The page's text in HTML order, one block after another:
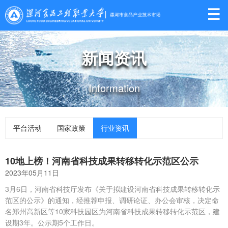

新闻资讯
Information
平台活动 国家政策 行业资讯
10地上榜！河南省科技成果转移转化示范区公示
2023年05月11日
3月6日，河南省科技厅发布《关于拟建设河南省科技成果转移转化示
范区的公示》的通知，经推荐申报、调研论证、办公会审核，决定命
名郑州高新区等10家科技园区为河南省科技成果转移转化示范区，建
设期3年。公示期5个工作日。